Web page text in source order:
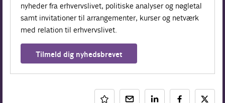
nyheder fra erhvervslivet, politiske analyser og nøgletal
samt invitationer til arrangementer, kurser og netværk
med relation til erhvervslivet.
Tilmeld dig nyhedsbrevet